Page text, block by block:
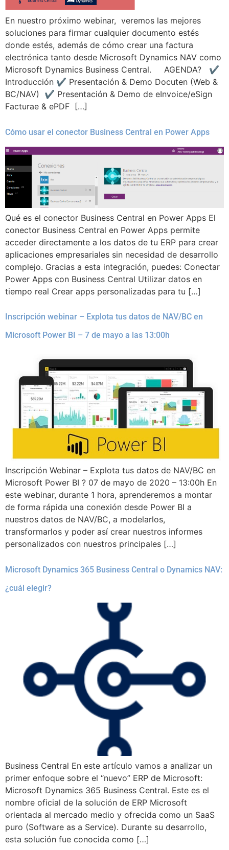
En nuestro próximo webinar, veremos las mejores
soluciones para firmar cualquier documento estés
donde estés, además de cómo crear una factura
electrónica tanto desde Microsoft Dynamics NAV como
Microsoft Dynamics Business Central. AGENDA? ✔
Introducción ✔ Presentación & Demo Docuten (Web &
BC/NAV) ✔ Presentación & Demo de eInvoice/eSign
Facturae & ePDF […]
Cómo usar el conector Business Central en Power Apps
Qué es el conector Business Central en Power Apps El
conector Business Central en Power Apps permite
acceder directamente a los datos de tu ERP para crear
aplicaciones empresariales sin necesidad de desarrollo
complejo. Gracias a esta integración, puedes: Conectar
Power Apps con Business Central Utilizar datos en
tiempo real Crear apps personalizadas para tu […]
Inscripción webinar – Explota tus datos de NAV/BC en
Microsoft Power BI – 7 de mayo a las 13:00h
Inscripción Webinar – Explota tus datos de NAV/BC en
Microsoft Power BI ? 07 de mayo de 2020 – 13:00h En
este webinar, durante 1 hora, aprenderemos a montar
de forma rápida una conexión desde Power BI a
nuestros datos de NAV/BC, a modelarlos,
transformarlos y poder así crear nuestros informes
personalizados con nuestros principales […]
Microsoft Dynamics 365 Business Central o Dynamics NAV:
¿cuál elegir?
Business Central En este artículo vamos a analizar un
primer enfoque sobre el “nuevo” ERP de Microsoft:
Microsoft Dynamics 365 Business Central. Este es el
nombre oficial de la solución de ERP Microsoft
orientada al mercado medio y ofrecida como un SaaS
puro (Software as a Service). Durante su desarrollo,
esta solución fue conocida como […]